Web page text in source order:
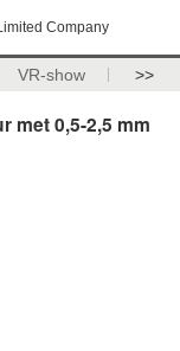
Company
VR-show >>
met 0,5-2,5 mm